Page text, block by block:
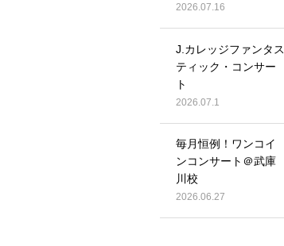
2026.07.16
J.カレッジファンタス
ティック・コンサー
ト
2026.07.1
毎月恒例！ワンコイ
ンコンサート＠武庫
川校
2026.06.27